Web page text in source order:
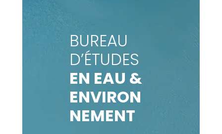
BUREAU
D’ÉTUDES
EN EAU &
ENVIRON
NEMENT